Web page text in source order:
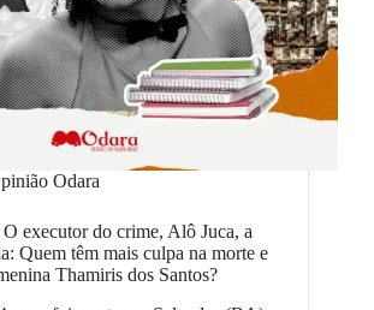
Odara
executor do crime, Alô Juca, a
Quem têm mais culpa na morte e
Thamiris dos Santos?